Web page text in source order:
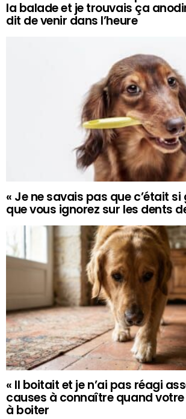
la balade et je trouvais ça
dit de venir dans l’heure
« Je ne savais pas que c’était si
que vous ignorez sur les dents
« Il boitait et je n’ai pas réagi
causes à connaître quand
à boiter